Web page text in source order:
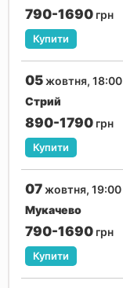
790-1690 грн
Купити
05жовтня, 18:00
Стрий
890-1790 грн
Купити
07жовтня, 19:00
Мукачево
790-1690 грн
Купити